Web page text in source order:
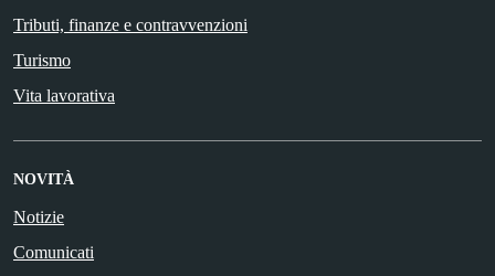
Tributi, finanze e contravvenzioni
Turismo
Vita lavorativa
NOVITÀ
Notizie
Comunicati